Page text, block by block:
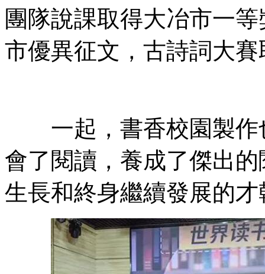
團隊說課取得大冶市一
市優異征文，古詩詞大
一起，書香校園製作
會了閱讀，養成了傑出
生長和終身繼續發展的才